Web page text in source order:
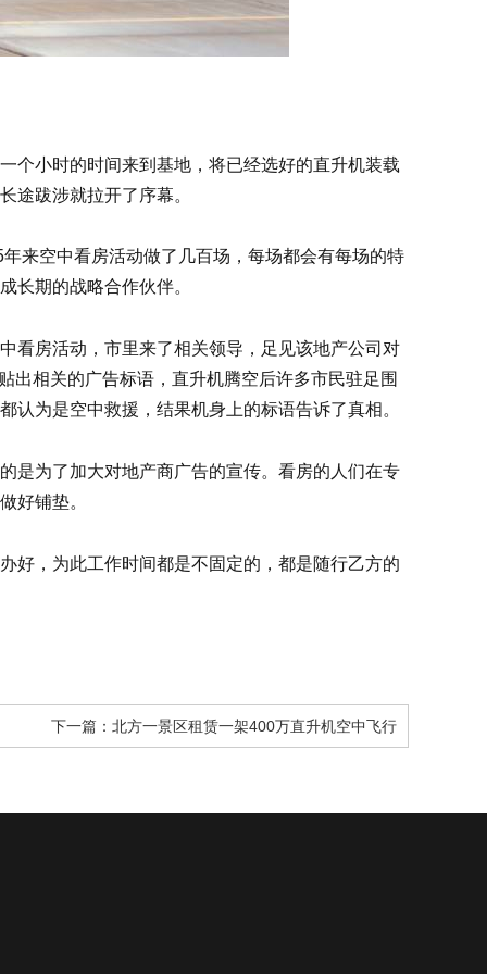
个小时的时间来到基地，将已经选好的直升机装载
途跋涉就拉开了序幕。
来空中看房活动做了几百场，每场都会有每场的特
长期的战略合作伙伴。
看房活动，市里来了相关领导，足见该地产公司对
出相关的广告标语，直升机腾空后许多市民驻足围
为是空中救援，结果机身上的标语告诉了真相。
是为了加大对地产商广告的宣传。看房的人们在专
好铺垫。
好，为此工作时间都是不固定的，都是随行乙方的
下一篇： 北方一景区租赁一架400万直升机空中飞行